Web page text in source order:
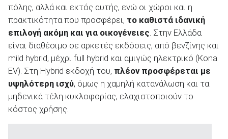
ΑΝΑΖΗΤΗΣΗ
Μεταχειρισμένα
πόλης, αλλά και εκτός αυτής, ενώ οι χώροι και η
πρακτικότητα που προσφέρει, το καθιστά ιδανική
επιλογή ακόμη και για οικογένειες . Στην Ελλάδα
είναι διαθέσιμο σε αρκετές εκδόσεις, από βενζίνης και
mild hybrid, μέχρι full hybrid και αμιγώς ηλεκτρικό (Kona
EV). Στη Hybrid εκδοχή του, πλέον προσφέρεται με
υψηλότερη ισχύ, όμως η χαμηλή κατανάλωση και τα
μηδενικά τέλη κυκλοφορίας, ελαχιστοποιούν το
κόστος χρήσης.